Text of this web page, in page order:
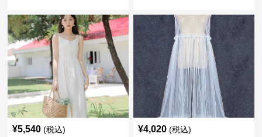
¥5,540 (税込) ¥4,020 (税込)